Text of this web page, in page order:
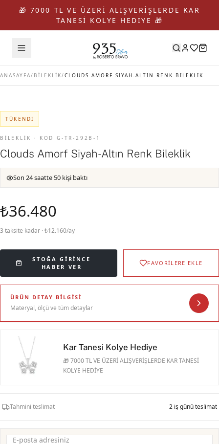
🎁 7000 TL VE ÜZERİ ALIŞVERİŞLERDE KAR
TANESİ KOLYE HEDİYE 🎁
ANASAYFA/ BİLEKLİK/CLOUDS AMORF SIYAH-ALTIN RENK BILEKLIK
TÜKENDI
BİLEKLİK · KOD G-TR-292B-1
Clouds Amorf Siyah-Altın Renk Bileklik
Son 24 saatte 50 kişi baktı
₺36.480
3 taksite kadar · ₺12.160/ay
STOĞA GIRINCE
HABER VER
FAVORİLERE EKLE
ÜRÜN DETAY BILGISI
Materyal, ölçü ve tüm detaylar
Kar Tanesi Kolye Hediye
🎁 7000 TL VE ÜZERİ ALIŞVERİŞLERDE KAR TANESİ
KOLYE HEDİYE
Tahmini teslimat 2 iş günü teslimat